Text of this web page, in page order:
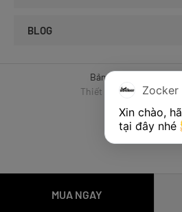
MUA NGAY
BLOG
Bản quyền © 2025
Thiết kế website & SEO -
Xin chào,
tại đây nhé